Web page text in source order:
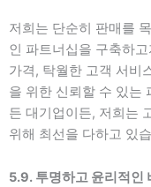
저희는 단순히 판매를
인 파트너십을 구축하
가격, 탁월한 고객 서비
을 위한 신뢰할 수 있는
든 대기업이든, 저희는
위해 최선을 다하고 있
5.9. 투명하고 윤리적인